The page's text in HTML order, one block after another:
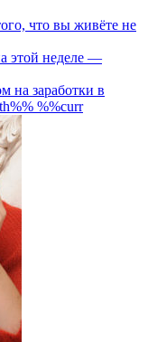
что вы живёте не
этой неделе —
на заработки в
%%curr